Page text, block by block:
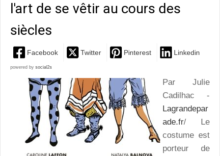
l'art de se vêtir au cours des
siècles
Facebook Twitter Pinterest Linkedin
powered by social2s
Par Julie
Cadilhac -
Lagrandepar
ade.fr/ Le
costume est
porteur de